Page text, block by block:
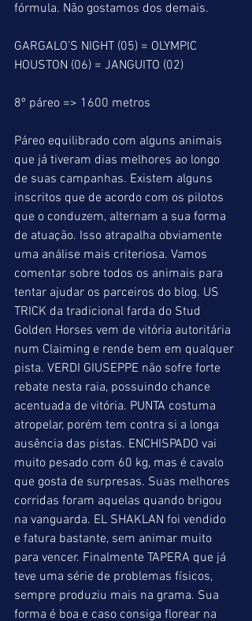
fórmula. Não gostamos dos demais.
GARGALO’S NIGHT (05) = OLYMPIC
HOUSTON (06) = JANGUITO (02)
8º páreo => 1600 metros
Páreo equilibrado com alguns animais
que já tiveram dias melhores ao longo
de suas campanhas. Existem alguns
inscritos que de acordo com os pilotos
que o conduzem, alternam a sua forma
de atuação. Isso atrapalha obviamente
uma análise mais criteriosa. Vamos
comentar sobre todos os animais para
tentar ajudar os parceiros do blog. US
TRICK da tradicional farda do Stud
Golden Horses vem de vitória autoritária
num Claiming e rende bem em qualquer
pista. VERDI GIUSEPPE não sofre forte
rebate nesta raia, possuindo chance
acentuada de vitória. PUNTA costuma
atropelar, porém tem contra si a longa
ausência das pistas. ENCHISPADO vai
muito pesado com 60 kg, mas é cavalo
que gosta de surpresas. Suas melhores
corridas foram aquelas quando brigou
na vanguarda. EL SHAKLAN foi vendido
e fatura bastante, sem animar muito
para vencer. Finalmente TAPERA que já
teve uma série de problemas físicos,
sempre produziu mais na grama. Sua
forma é boa e caso consiga florear na